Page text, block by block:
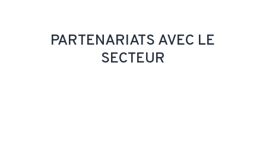
PARTENARIATS AVEC LE
SECTEUR